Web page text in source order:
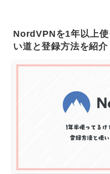
NordVPNを1年以上
い道と登録方法を紹介